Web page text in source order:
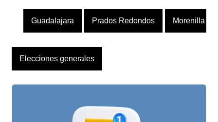
Guadalajara Prados Redondos Morenilla
Elecciones generales